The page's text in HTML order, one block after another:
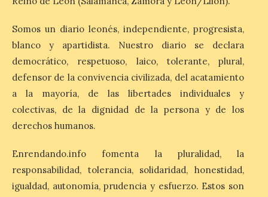
los dos accidentes
de semana
10 Ago 2026
Cruz Roja concluye el Gran
Premio de La Bañeza con
33 atenciones, incluidos
los 10 heridos en los dos
accidentes registrados
a nueve personas heridas en el […]
Somos un diario leonés, independiente, progresista,
blanco y apartidista. Nuestro diario se declara
democrático, respetuoso, laico, tolerante, plural,
defensor de la convivencia civilizada, del acatamiento
a la mayoría, de las libertades individuales y
colectivas, de la dignidad de la persona y de los
derechos humanos.
Enrendando.info fomenta la pluralidad, la
responsabilidad, tolerancia, solidaridad, honestidad,
igualdad, autonomía, prudencia y esfuerzo. Estos son